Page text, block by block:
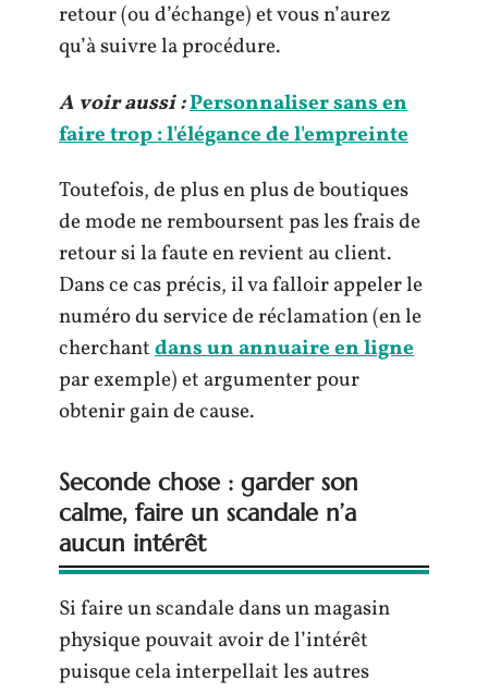
retour (ou d’échange) et vous n’aurez
qu’à suivre la procédure.
A voir aussi :Personnaliser sans en
faire trop : l'élégance de l'empreinte
Toutefois, de plus en plus de boutiques
de mode ne remboursent pas les frais de
retour si la faute en revient au client.
Dans ce cas précis, il va falloir appeler le
numéro du service de réclamation (en le
cherchantdans un annuaire en ligne
par exemple) et argumenter pour
obtenir gain de cause.
Seconde chose : garder son
calme, faire un scandale n’a
aucun intérêt
Si faire un scandale dans un magasin
physique pouvait avoir de l’intérêt
puisque cela interpellait les autres